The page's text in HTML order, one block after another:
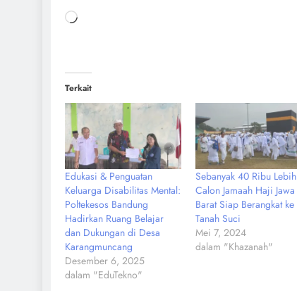
Terkait
Edukasi & Penguatan
Keluarga Disabilitas Mental:
Poltekesos Bandung
Hadirkan Ruang Belajar
dan Dukungan di Desa
Karangmuncang
Desember 6, 2025
dalam "EduTekno"
Sebanyak 40 Ribu Lebih
Calon Jamaah Haji Jawa
Barat Siap Berangkat ke
Tanah Suci
Mei 7, 2024
dalam "Khazanah"